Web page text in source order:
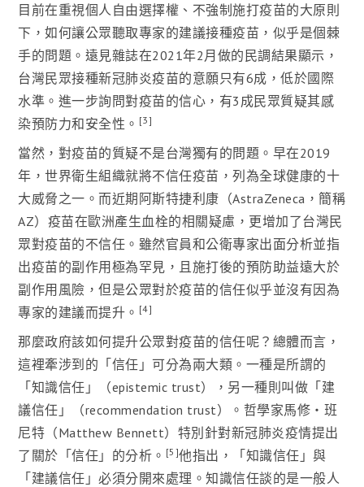
目前在重視個人自由選擇權、不強制施打疫苗的大原則
下，如何讓公眾聽取專家的建議接種疫苗，似乎是個棘
手的問題。遠見雜誌在2021年2月做的民調結果顯示，
台灣民眾接種新冠肺炎疫苗的意願只有6成，低於國際
水準。進一步詢問對疫苗的信心，有3成民眾質疑其感
染預防力和安全性。 [3]
當然，對疫苗的質疑不是台灣獨有的問題。早在2019
年，世界衛生組織就將不信任疫苗，列為全球健康的十
大威脅之一。而近期阿斯特捷利康（AstraZeneca，簡稱
AZ）疫苗在歐洲產生血栓的相關疑慮，更增加了台灣民
眾對疫苗的不信任。雖然官員和公衛專家出面分析並指
出疫苗的副作用極為罕見，且施打後的預防助益遠大於
副作用風險，但是公眾對於疫苗的信任似乎並沒有因為
專家的建議而提升。 [4]
那麼政府該如何提升公眾對疫苗的信任呢？總體而言，
這裡牽涉到的「信任」可分為兩大類。一種是所謂的
「知識信任」（epistemic trust），另一種則叫做「建
議信任」（recommendation trust）。哲學家馬修・班
尼特（Matthew Bennett）特別針對新冠肺炎疫情提出
了關於「信任」的分析。 [5]他指出，「知識信任」與
「建議信任」必須分開來處理。知識信任談的是一般人